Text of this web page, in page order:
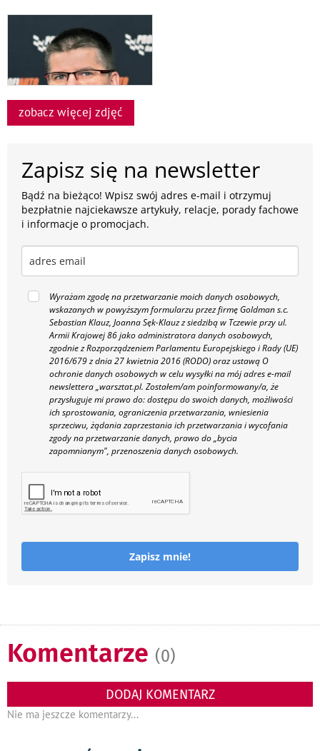
zobacz więcej zdjęć
Zapisz się na newsletter
Bądź na bieżąco! Wpisz swój adres e-mail i otrzymuj
bezpłatnie najciekawsze artykuły, relacje, porady fachowe
i informacje o promocjach.
Wyrażam zgodę na przetwarzanie moich danych osobowych,
wskazanych w powyższym formularzu przez firmę Goldman s.c.
Sebastian Klauz, Joanna Sęk-Klauz z siedzibą w Tczewie przy ul.
Armii Krajowej 86 jako administratora danych osobowych,
zgodnie z Rozporządzeniem Parlamentu Europejskiego i Rady (UE)
2016/679 z dnia 27 kwietnia 2016 (RODO) oraz ustawą O
ochronie danych osobowych w celu wysyłki na mój adres e-mail
newslettera „warsztat.pl. Zostałem/am poinformowany/a, że
przysługuje mi prawo do: dostępu do swoich danych, możliwości
ich sprostowania, ograniczenia przetwarzania, wniesienia
sprzeciwu, żądania zaprzestania ich przetwarzania i wycofania
zgody na przetwarzanie danych, prawo do „bycia
zapomnianym", przenoszenia danych osobowych.
Zapisz mnie!
Komentarze (0)
DODAJ KOMENTARZ
Nie ma jeszcze komentarzy...